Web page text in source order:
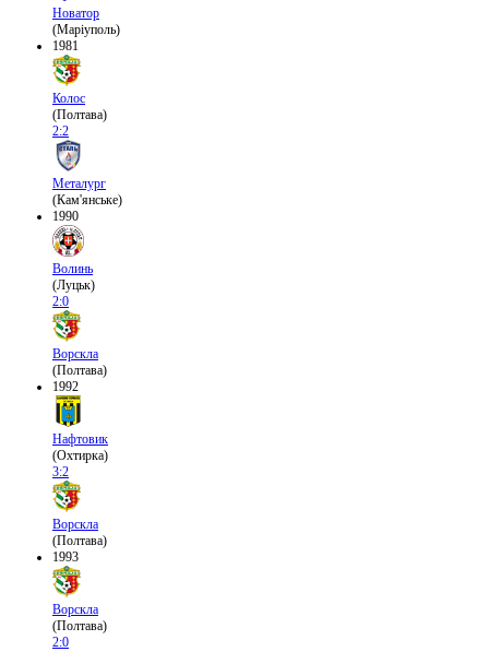
Новатор
(Маріуполь)
1981
Колос
(Полтава)
2:2
Металург
(Кам'янське)
1990
Волинь
(Луцьк)
2:0
Ворскла
(Полтава)
1992
Нафтовик
(Охтирка)
3:2
Ворскла
(Полтава)
1993
Ворскла
(Полтава)
2:0